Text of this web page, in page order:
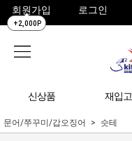
회원가입
+2,000P
로그인
신상품 재입고
문어/쭈꾸미/갑오징어 슷테